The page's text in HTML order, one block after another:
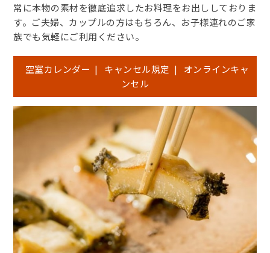
常に本物の素材を徹底追求したお料理をお出ししておりま
す。ご夫婦、カップルの方はもちろん、お子様連れのご家
族でも気軽にご利用ください。
空室カレンダー | キャンセル規定 |
オンラインキャ
ンセル